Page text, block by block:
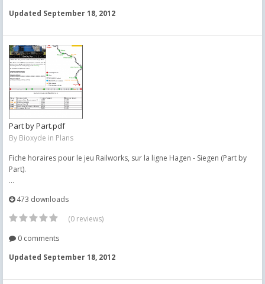
Updated September 18, 2012
Part by Part.pdf
By Bioxyde in Plans
Fiche horaires pour le jeu Railworks, sur la ligne Hagen - Siegen (Part by
Part).
...
473 downloads
(0 reviews)
0 comments
Updated September 18, 2012